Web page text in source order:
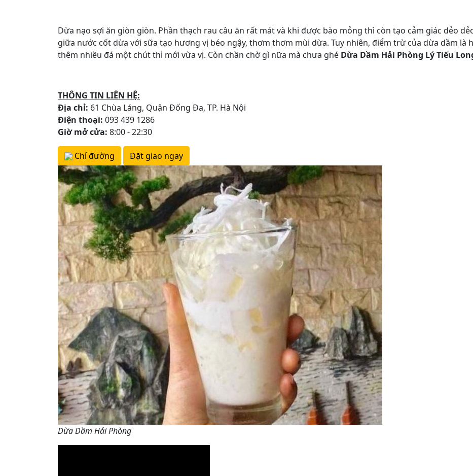
Dừa nạo sợi ăn giòn giòn. Phần thạch rau câu ăn rất mát và khi được bào mỏng thì còn tạo cảm giác dẻo
giữa nước cốt dừa với sữa tạo hương vị béo ngậy, thơm thơm mùi dừa. Tuy nhiên, điểm trừ của dừa dầm là
thêm nhiều đá một chút thì mới vừa vị. Còn chần chờ gì nữa mà chưa ghé Dừa Dầm Hải Phòng Lý Tiểu
THÔNG TIN LIÊN HỆ:
Địa chỉ: 61 Chùa Láng, Quận Đống Đa, TP. Hà Nội
Điện thoại: 093 439 1286
Giờ mở cửa: 8:00 - 22:30
Chỉ đường Đặt giao ngay
Dừa Dầm Hải Phòng